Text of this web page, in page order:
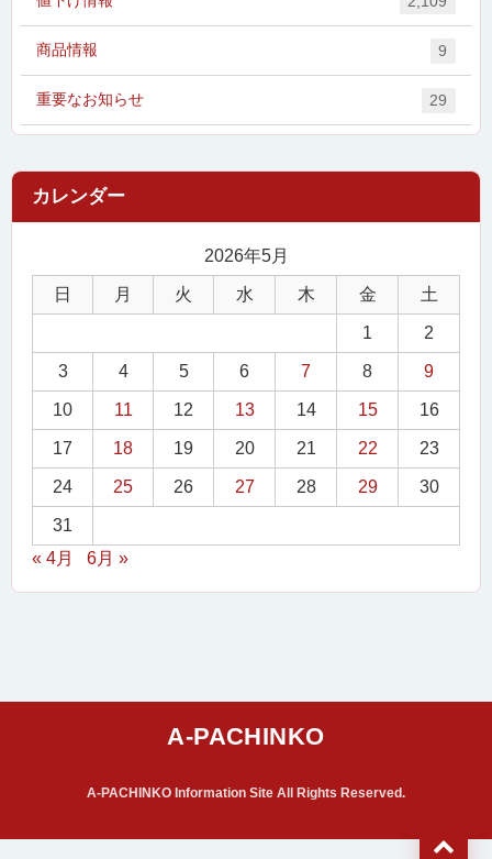
商品情報 9
重要なお知らせ 29
2026年5月
日 月 火 水 木 金 土
1 2
3 4 5 6 7 8 9
10 11 12 13 14 15 16
17 18 19 20 21 22 23
24 25 26 27 28 29 30
31
« 4月
6月 »
A-PACHINKO Information Site All Rights Reserved.